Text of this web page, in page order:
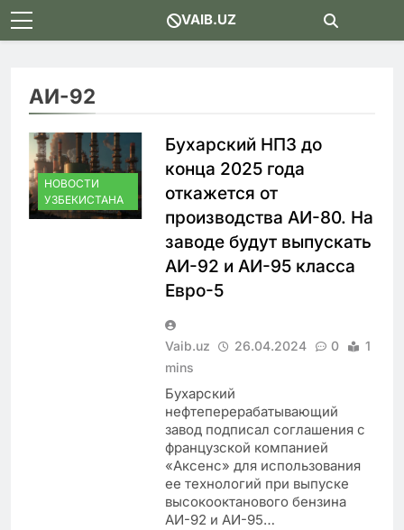
Skip
to
VAIB.UZ
АИ-92
НОВОСТИ
УЗБЕКИСТАНА
Бухарский НПЗ до
конца 2025 года
откажется от
производства АИ-80. На
заводе будут выпускать
АИ-92 и АИ-95 класса
Евро-5
Vaib.uz 26.04.2024 0
1
mins
Бухарский
нефтеперерабатывающий
завод подписал соглашения с
французской компанией
«Аксенс» для использования
ее технологий при выпуске
высокооктанового бензина
АИ-92 и АИ-95…